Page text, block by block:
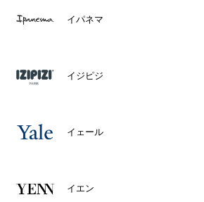
イパネマ
イジピジ
イェール
イエン